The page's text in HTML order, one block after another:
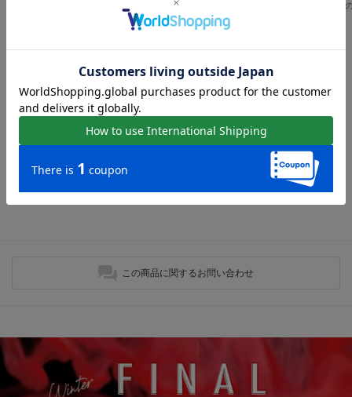
￥9,900
スリッポンカジュアルシューズの人気アイテム
現在おすすめアイテムはありません。
最近チェックしたアイテム
この商品に関するお問い合わせ